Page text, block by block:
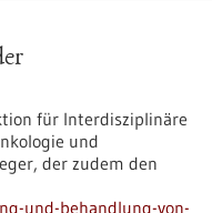
für Interdisziplinäre
und
der zudem den
und-behandlung-von-